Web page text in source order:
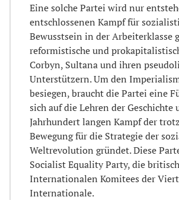
Eine solche Partei wird nur
entschlossenen Kampf für
Bewusstsein in der Arbeiterklasse
reformistische und
Corbyn, Sultana und ihren
Unterstützern. Um den
besiegen, braucht die Partei eine
sich auf die Lehren der Geschichte
Jahrhundert langen Kampf der
Bewegung für die Strategie der
Weltrevolution gründet. Diese
Socialist Equality Party, die
Internationalen Komitees der
Internationale.